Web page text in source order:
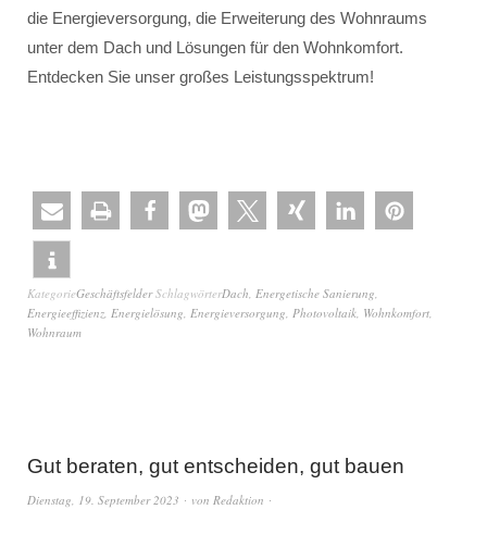
die Energieversorgung, die Erweiterung des Wohnraums
unter dem Dach und Lösungen für den Wohnkomfort.
Entdecken Sie unser großes Leistungsspektrum!
KategorieGeschäftsfelder SchlagwörterDach, Energetische Sanierung,
Energieeffizienz, Energielösung, Energieversorgung, Photovoltaik, Wohnkomfort,
Wohnraum
Gut beraten, gut entscheiden, gut bauen
Dienstag, 19. September 2023 von Redaktion